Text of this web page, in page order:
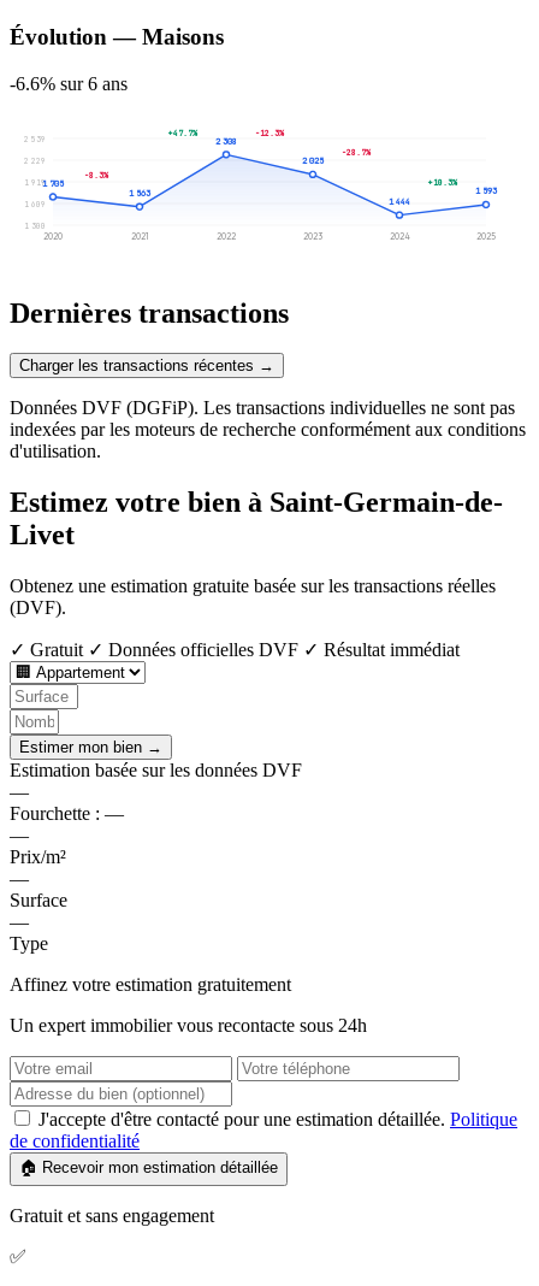
Évolution — Maisons
-6.6% sur 6 ans
1 300
1 609
1 919
2 229
2 539
1 705
2020
1 563
2021
2 308
2022
2 025
2023
1 444
2024
1 593
2025
-8.3%
+47.7%
-12.3%
-28.7%
+10.3%
Dernières transactions
Charger les transactions récentes →
Données DVF (DGFiP). Les transactions individuelles ne sont pas
indexées par les moteurs de recherche conformément aux conditions
d'utilisation.
Estimez votre bien à Saint-Germain-de-
Livet
Obtenez une estimation gratuite basée sur les transactions réelles
(DVF).
✓ Gratuit ✓ Données officielles DVF ✓ Résultat immédiat
Estimer mon bien →
Estimation basée sur les données DVF
—
Fourchette : —
—
Prix/m²
—
Surface
—
Type
Affinez votre estimation gratuitement
Un expert immobilier vous recontacte sous 24h
J'accepte d'être contacté pour une estimation détaillée. Politique
de confidentialité
🏠 Recevoir mon estimation détaillée
Gratuit et sans engagement
✅